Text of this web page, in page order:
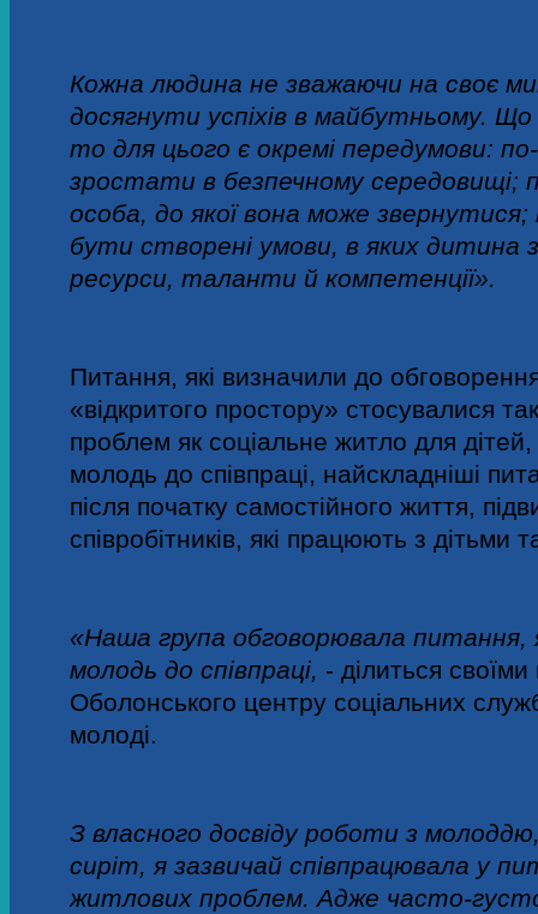
Кожна людина не зважаючи на своє
досягнути успіхів в майбутньому.
то для цього є окремі передумови:
зростати в безпечному середовищі;
особа, до якої вона може
бути створені умови, в яких дитина
ресурси, таланти й компетенції».
Питання, які визначили до
«відкритого простору» стосувалися
проблем як соціальне житло для
молодь до співпраці, найскладніші
після початку самостійного життя,
співробітників, які працюють з дітьми
«Наша група обговорювала
молодь до співпраці, - ділиться
Оболонського центру соціальних
молоді.
З власного досвіду роботи з
сиріт, я зазвичай співпрацювала у
житлових проблем. Адже часто-